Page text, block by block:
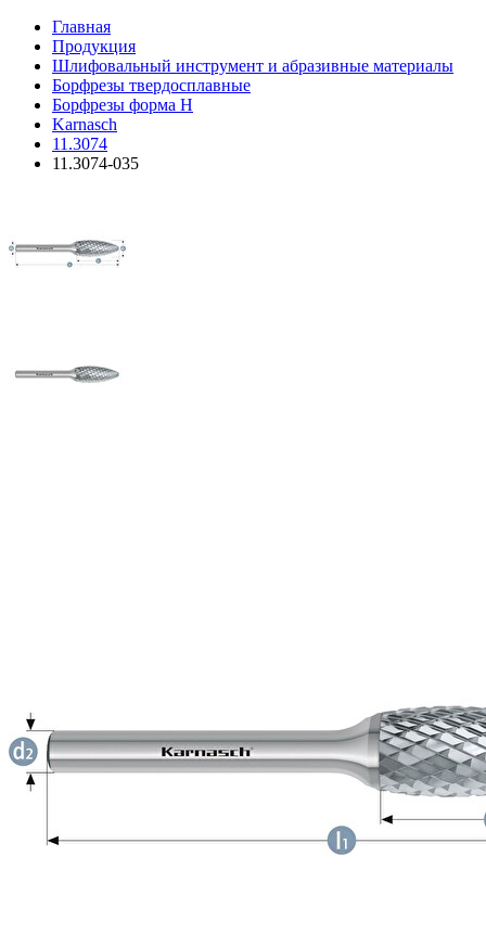
Главная
Продукция
Шлифовальный инструмент и абразивные материалы
Борфрезы твердосплавные
Борфрезы форма H
Karnasch
11.3074
11.3074-035